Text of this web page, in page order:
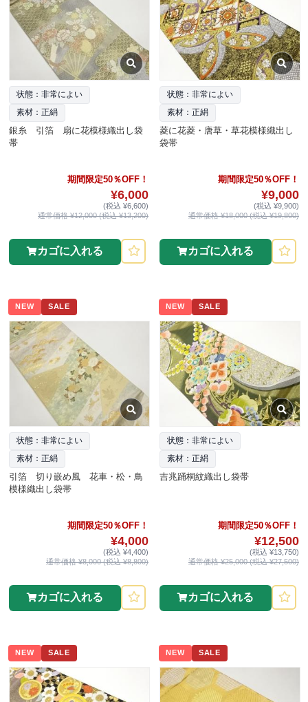
状態：非常によい
素材：正絹
銀糸 引箔 扇に花模様織出し袋
帯
期間限定50％OFF！
¥6,000
(税込 ¥6,600)
通常価格 ¥12,000 (税込 ¥13,200)
カゴに入れる
状態：非常によい
素材：正絹
菱に花菱・唐草・草花模様織出し
袋帯
期間限定50％OFF！
¥9,000
(税込 ¥9,900)
通常価格 ¥18,000 (税込 ¥19,800)
カゴに入れる
NEW SALE
状態：非常によい
素材：正絹
引箔 切り嵌め風 花車・松・鳥
模様織出し袋帯
期間限定50％OFF！
¥4,000
(税込 ¥4,400)
通常価格 ¥8,000 (税込 ¥8,800)
カゴに入れる
NEW SALE
状態：非常によい
素材：正絹
吉兆踊桐紋織出し袋帯
期間限定50％OFF！
¥12,500
(税込 ¥13,750)
通常価格 ¥25,000 (税込 ¥27,500)
カゴに入れる
NEW SALE NEW SALE